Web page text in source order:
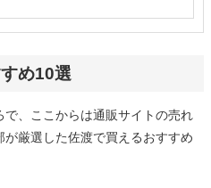
め10選
、ここからは通販サイトの売れ
厳選した佐渡で買えるおすすめ